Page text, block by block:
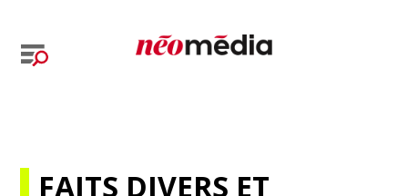
FAITS DIVERS ET